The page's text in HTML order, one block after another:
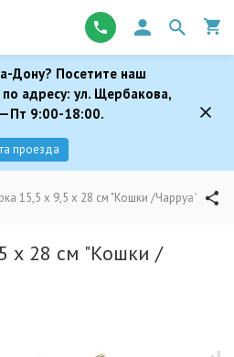
Дону? Посетите наш
адресу: ул. Щербакова,
9:00-18:00.
проезда
15,5 х 9,5 х 28 см "Кошки /Чарруа" /
х 28 см "Кошки /